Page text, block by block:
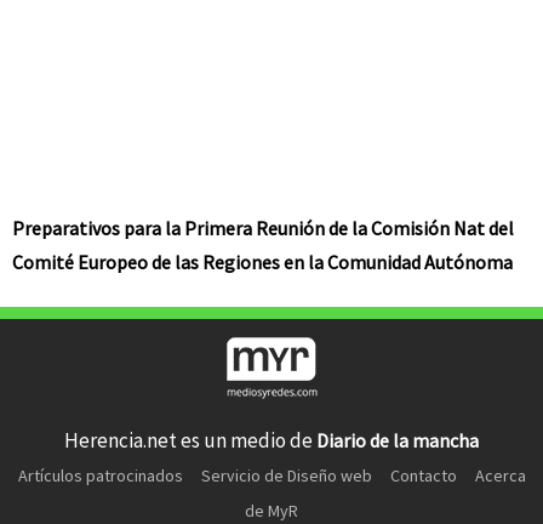
Preparativos para la Primera Reunión de la Comisión Nat del
Comité Europeo de las Regiones en la Comunidad Autónoma
Herencia.net es un medio de Diario de la mancha
Artículos patrocinados Servicio de Diseño web Contacto
Acerca
de MyR